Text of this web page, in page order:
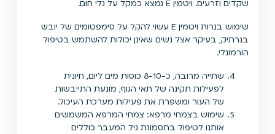
שקדים וזרעים. ויטמין E נמצא כמקל על גלי חום.
שימוש בנרות ויטמין E עשוי להקל על סימפטומים של יובש
בנרתיק, בעיקר אצל נשים שאינן יכולות להשתמש בטיפול
הורמונלי.
שתייה מרובה, כ-8-10 כוסות מים ליום, חיונית
לפעילות תקינה של תאי הגוף, מונעת התייבשות
של העור ומשפרת את פעילות מערכת העיכול.
שימוש בצמחי מרפא: צמחי המרפא המשמשים
אותנו לטיפול בתסמונת גיל המעבר כוללים